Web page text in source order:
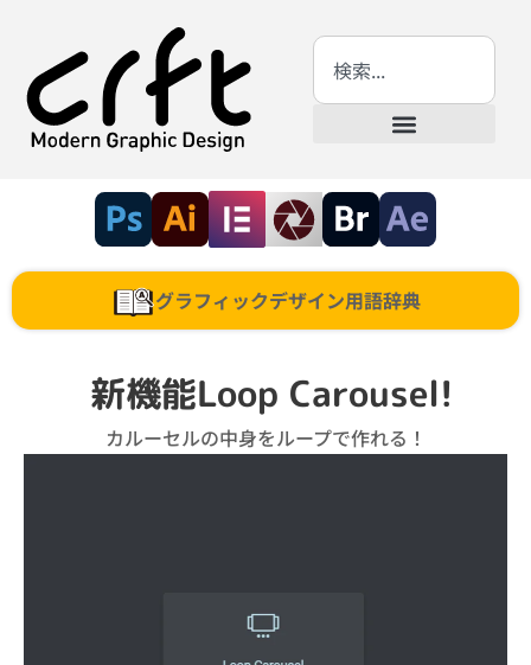
グラフィックデザイン用語辞典
新機能Loop Carousel!
カルーセルの中身をループで作れる！